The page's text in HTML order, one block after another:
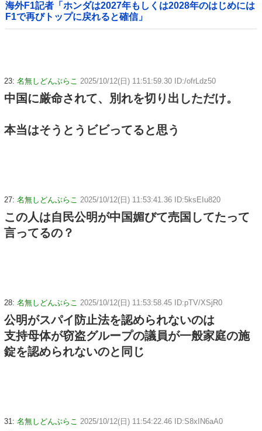
海外F1記者「ホンダは2027年もしくは2028年のはじめには
F1で再びトップに戻れると確信」
23: 名無しどんぶらこ 2025/10/12(日) 11:51:59.30 ID:/ofrLdz50
中国に厳命されて、別れを切り出しただけ。
本当はそうとうビビってると思う
27: 名無しどんぶらこ 2025/10/12(日) 11:53:41.36 ID:5ksEIu820
この人は自民公明が中国媚びて売国してたって
言ってるの？
28: 名無しどんぶらこ 2025/10/12(日) 11:53:58.45 ID:pTV/XSjR0
公明がスパイ防止法を認められないのは
支持母体が窃盗グループの議員が一般家庭の施
錠を認められないのと同じ
31: 名無しどんぶらこ 2025/10/12(日) 11:54:22.46 ID:S8xIN6aA0